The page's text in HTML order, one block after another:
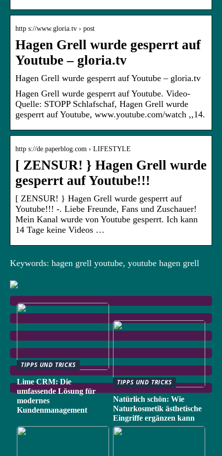
http s://www.gloria.tv › post
Hagen Grell wurde gesperrt auf
Youtube – gloria.tv
Hagen Grell wurde gesperrt auf Youtube – gloria.tv
Hagen Grell wurde gesperrt auf Youtube. Video-
Quelle: STOPP Schlafschaf, Hagen Grell wurde
gesperrt auf Youtube, www.youtube.com/watch ,,14.
http s://de.paperblog.com › LIFESTYLE
[ ZENSUR! } Hagen Grell wurde
gesperrt auf Youtube!!!
[ ZENSUR! } Hagen Grell wurde gesperrt auf
Youtube!!! -. Liebe Freunde, Fans und Zuschauer!
Mein Kanal wurde von Youtube gesperrt. Ich kann
14 Tage keine Videos …
Keywords: hagen grell youtube, youtube hagen grell
TIPPS UND TRICKS
Lime CRM: Die
umfassende Lösung für
modernes
Kundenmanagement
TIPPS UND TRICKS
Natürlich schön: Wie
Naturkosmetik ästhetische
Eingriffe ergänzen kann